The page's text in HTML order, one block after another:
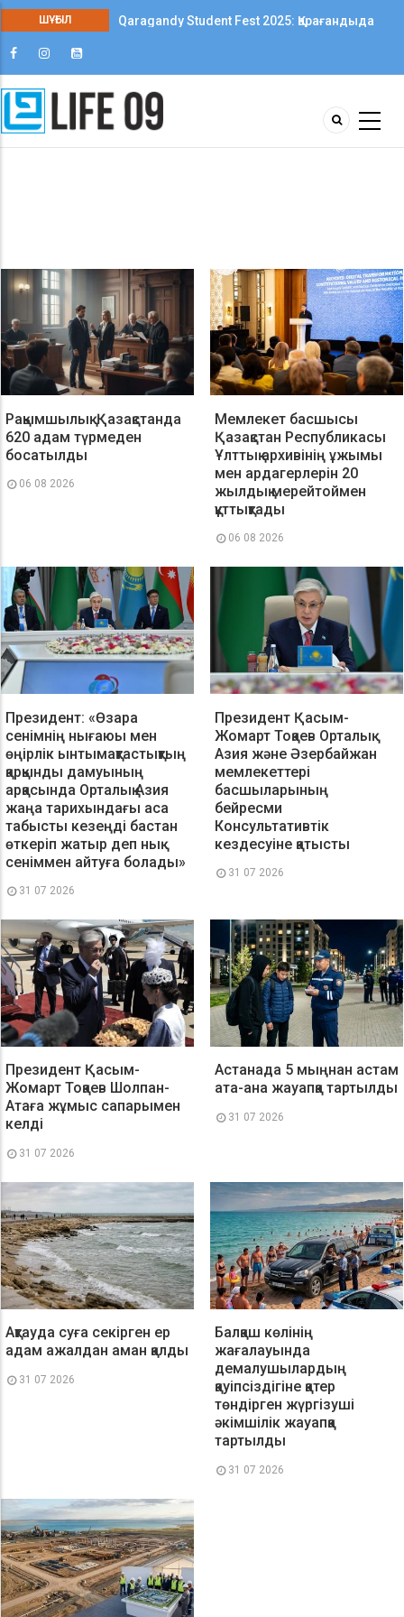
ШҰҒЫЛ
Qaragandy Student Fest 2025: Қарағандыда
Рақымшылық: Қазақстанда
620 адам түрмеден
босатылды
06 08 2026
Мемлекет басшысы
Қазақстан Республикасы
Ұлттық архивінің ұжымы
мен ардагерлерін 20
жылдық мерейтоймен
құттықтады
06 08 2026
Президент: «Өзара
сенімнің нығаюы мен
өңірлік ынтымақтастықтың
қарқынды дамуының
арқасында Орталық Азия
жаңа тарихындағы аса
табысты кезеңді бастан
өткеріп жатыр деп нық
сеніммен айтуға болады»
31 07 2026
Президент Қасым-
Жомарт Тоқаев Орталық
Азия және Әзербайжан
мемлекеттері
басшыларының
бейресми
Консультативтік
кездесуіне қатысты
31 07 2026
Президент Қасым-
Жомарт Тоқаев Шолпан-
Атаға жұмыс сапарымен
келді
31 07 2026
Астанада 5 мыңнан астам
ата-ана жауапқа тартылды
31 07 2026
Ақтауда суға секірген ер
адам ажалдан аман қалды
31 07 2026
Балқаш көлінің
жағалауында
демалушылардың
қауіпсіздігіне қатер
төндірген жүргізуші
әкімшілік жауапқа
тартылды
31 07 2026